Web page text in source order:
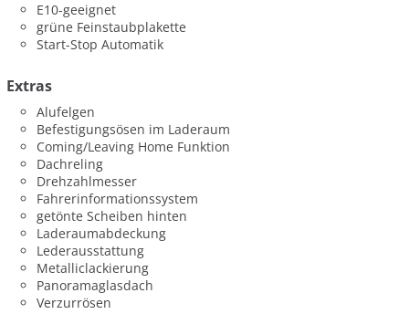
E10-geeignet
grüne Feinstaubplakette
Start-Stop Automatik
Extras
Alufelgen
Befestigungsösen im Laderaum
Coming/Leaving Home Funktion
Dachreling
Drehzahlmesser
Fahrerinformationssystem
getönte Scheiben hinten
Laderaumabdeckung
Lederausstattung
Metalliclackierung
Panoramaglasdach
Verzurrösen